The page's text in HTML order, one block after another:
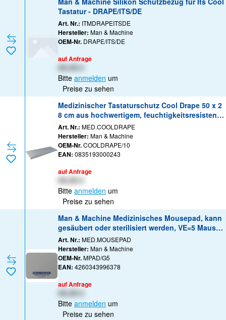
Tastatur - DRAPE/ITS/DE
Art. Nr.: ITMDRAPEITSDE
Hersteller: Man & Machine
OEM-Nr. DRAPE/ITS/DE
auf Anfrage
Bitte anmelden um
Preise zu sehen
Medizinischer Tastaturschutz Cool Drape 50 x 2
8 cm aus hochwertigem, feuchtigkeitsresistente
m Siliko
Art. Nr.: MED.COOLDRAPE
Hersteller: Man & Machine
OEM-Nr.COOLDRAPE/10
EAN: 0835193000243
auf Anfrage
XX,XX €
Bitte anmelden um
Preise zu sehen
Man & Machine Medizinisches Mousepad, kann
gesäubert oder sterilisiert werden, VE=5 Mauspa
d
Art. Nr.: MED.MOUSEPAD
Hersteller: Man & Machine
OEM-Nr.MPAD/G5
EAN: 4260343996378
auf Anfrage
Bitte anmelden um
Preise zu sehen